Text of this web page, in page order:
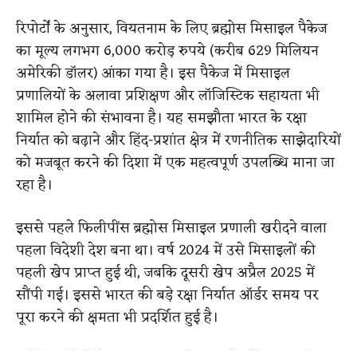
रिपोर्टों के अनुसार, वियतनाम के लिए ब्रह्मोस मिसाइल पैकेज
का मूल्य लगभग 6,000 करोड़ रुपये (करीब 629 मिलियन
अमेरिकी डॉलर) आंका गया है। इस पैकेज में मिसाइल
प्रणालियों के अलावा प्रशिक्षण और लॉजिस्टिक सहायता भी
शामिल होने की संभावना है। यह समझौता भारत के रक्षा
निर्यात को बढ़ाने और हिंद-प्रशांत क्षेत्र में रणनीतिक साझेदारियों
को मजबूत करने की दिशा में एक महत्वपूर्ण उपलब्धि माना जा
रहा है।
इससे पहले फिलीपींस ब्रह्मोस मिसाइल प्रणाली खरीदने वाला
पहला विदेशी देश बना था। वर्ष 2024 में उसे मिसाइलों की
पहली खेप प्राप्त हुई थी, जबकि दूसरी खेप अप्रैल 2025 में
सौंपी गई। इससे भारत की बड़े रक्षा निर्यात ऑर्डर समय पर
पूरा करने की क्षमता भी प्रदर्शित हुई है।